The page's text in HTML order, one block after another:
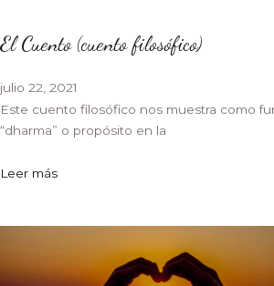
El Cuento (cuento filosófico)
julio 22, 2021
Este cuento filosófico nos muestra como
“dharma” o propósito en la
Leer más